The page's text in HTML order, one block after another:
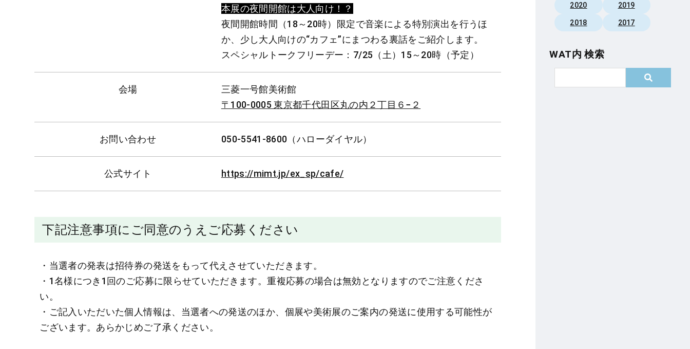
本展の夜間開館は大人向け！？
夜間開館時間（18～20時）限定で音楽による特別演出を行うほ
か、少し大人向けの“カフェ”にまつわる裏話をご紹介します。
スペシャルトークフリーデー：7/25（土）15～20時（予定）
会場
三菱一号館美術館
〒100-0005 東京都千代田区丸の内２丁目６−２
お問い合わせ 050-5541-8600（ハローダイヤル）
公式サイト https://mimt.jp/ex_sp/cafe/
下記注意事項にご同意のうえご応募ください
・当選者の発表は招待券の発送をもって代えさせていただきます。
・1名様につき1回のご応募に限らせていただきます。重複応募の場合は無効となりますのでご注意くださ
い。
・ご記入いただいた個人情報は、当選者への発送のほか、個展や美術展のご案内の発送に使用する可能性が
ございます。あらかじめご了承ください。
2020 2019
2018 2017
WAT内 検索